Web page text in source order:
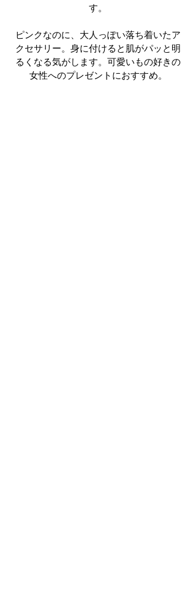
す。
ピンクなのに、大人っぽい落ち着いたア
クセサリー。身に付けると肌がパッと明
るくなる気がします。可愛いもの好きの
女性へのプレゼントにおすすめ。